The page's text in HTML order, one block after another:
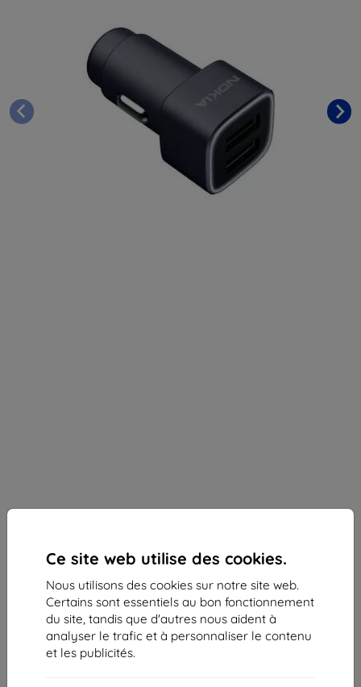
Ce site web utilise des cookies.
Nous utilisons des cookies sur notre site web.
Certains sont essentiels au bon fonctionnement
du site, tandis que d'autres nous aident à
analyser le trafic et à personnaliser le contenu
et les publicités.
Chargeur de voiture Nokia - 2x USB 2.4A+1A Car